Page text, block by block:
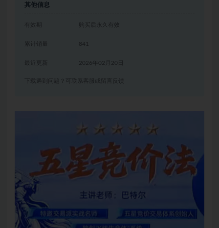
其他信息
有效期 购买后永久有效
累计销量 841
2026年02月20日
下载遇到问题？可联系客服或留言反馈